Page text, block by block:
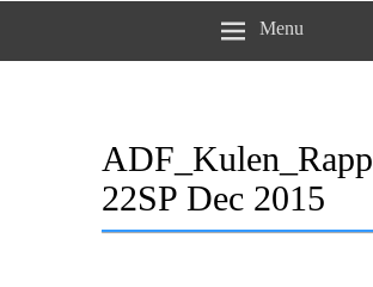
Menu
22SP Dec 2015